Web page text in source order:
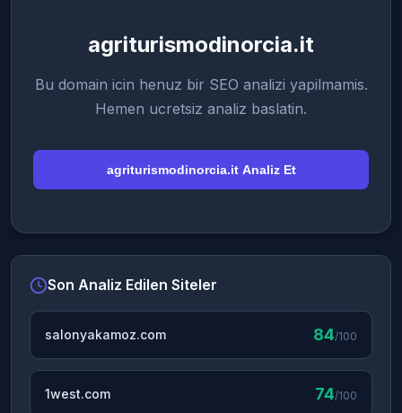
agriturismodinorcia.it
Bu domain icin henuz bir SEO analizi yapilmamis.
Hemen ucretsiz analiz baslatin.
agriturismodinorcia.it Analiz Et
Son Analiz Edilen Siteler
salonyakamoz.com 84/100
1west.com 74/100